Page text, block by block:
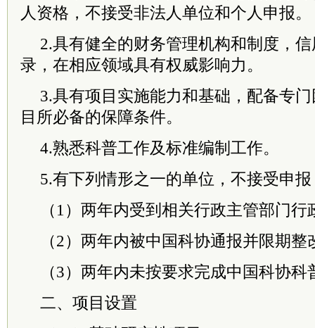
人资格，不接受非法人单位和个人申报。
2.具有健全的财务管理机构和制度，
录，在相应领域具有权威影响力。
3.具有项目实施能力和基础，配备专
目所必备的保障条件。
4.熟悉科普工作及标准编制工作。
5.有下列情形之一的单位，不接受申报
（1）两年内受到相关行政主管部门行
（2）两年内被中国科协通报并限期整
（3）两年内未按要求完成中国科协
二、项目设置